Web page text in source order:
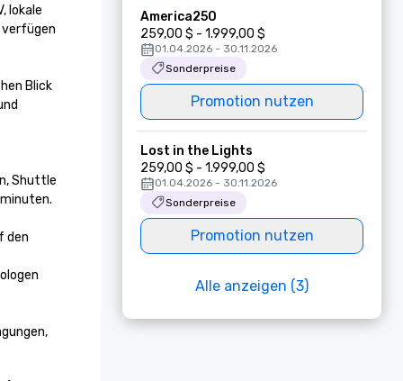
lokale
verfügen
Blick
Shuttle
den
America250
259,00 $ - 1.999,00 $
01.04.2026 - 30.11.2026
Sonderpreise
Promotion nutzen
Lost in the Lights
259,00 $ - 1.999,00 $
01.04.2026 - 30.11.2026
Sonderpreise
Promotion nutzen
Alle anzeigen (3)